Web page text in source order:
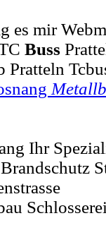
es mir
Buss
Pratteln
Ihr